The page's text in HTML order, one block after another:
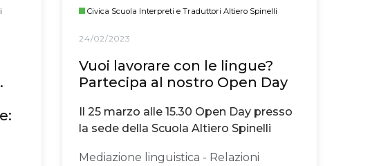
Civica Scuola Interpreti e Traduttori Altiero Spinelli
24/02/2023
Vuoi lavorare con le lingue?
Partecipa al nostro Open Day
Il 25 marzo alle 15.30 Open Day presso
la sede della Scuola Altiero Spinelli
Mediazione linguistica - Relazioni